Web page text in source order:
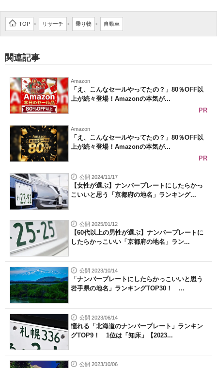
製造業のIT導入・活用を支援
モノづくり技術者専門サイト
エレクトロニクス専門サイト
エネルギーの専門メディア
建設×テクノロジーの最前線
ちょっと気になるネットの話題
TOP > リサーチ > 乗り物 > 自動車
関連記事
Amazon
「え、こんなセールやってたの？」80％OFF以
上が続々登場！Amazonの本気が...
PR
Amazon
「え、こんなセールやってたの？」80％OFF以
上が続々登場！Amazonの本気が...
PR
公開 2024/11/17
【女性が選ぶ】ナンバープレートにしたらかっ
こいいと思う「京都府の地名」ランキング...
公開 2025/01/12
【60代以上の男性が選ぶ】ナンバープレートに
したらかっこいい「京都府の地名」ラン...
公開 2023/10/14
「ナンバープレートにしたらかっこいいと思う
岩手県の地名」ランキングTOP30！ ...
公開 2023/06/14
憧れる「北海道のナンバープレート」ランキン
グTOP9！ 1位は「知床」【2023...
公開 2023/10/06